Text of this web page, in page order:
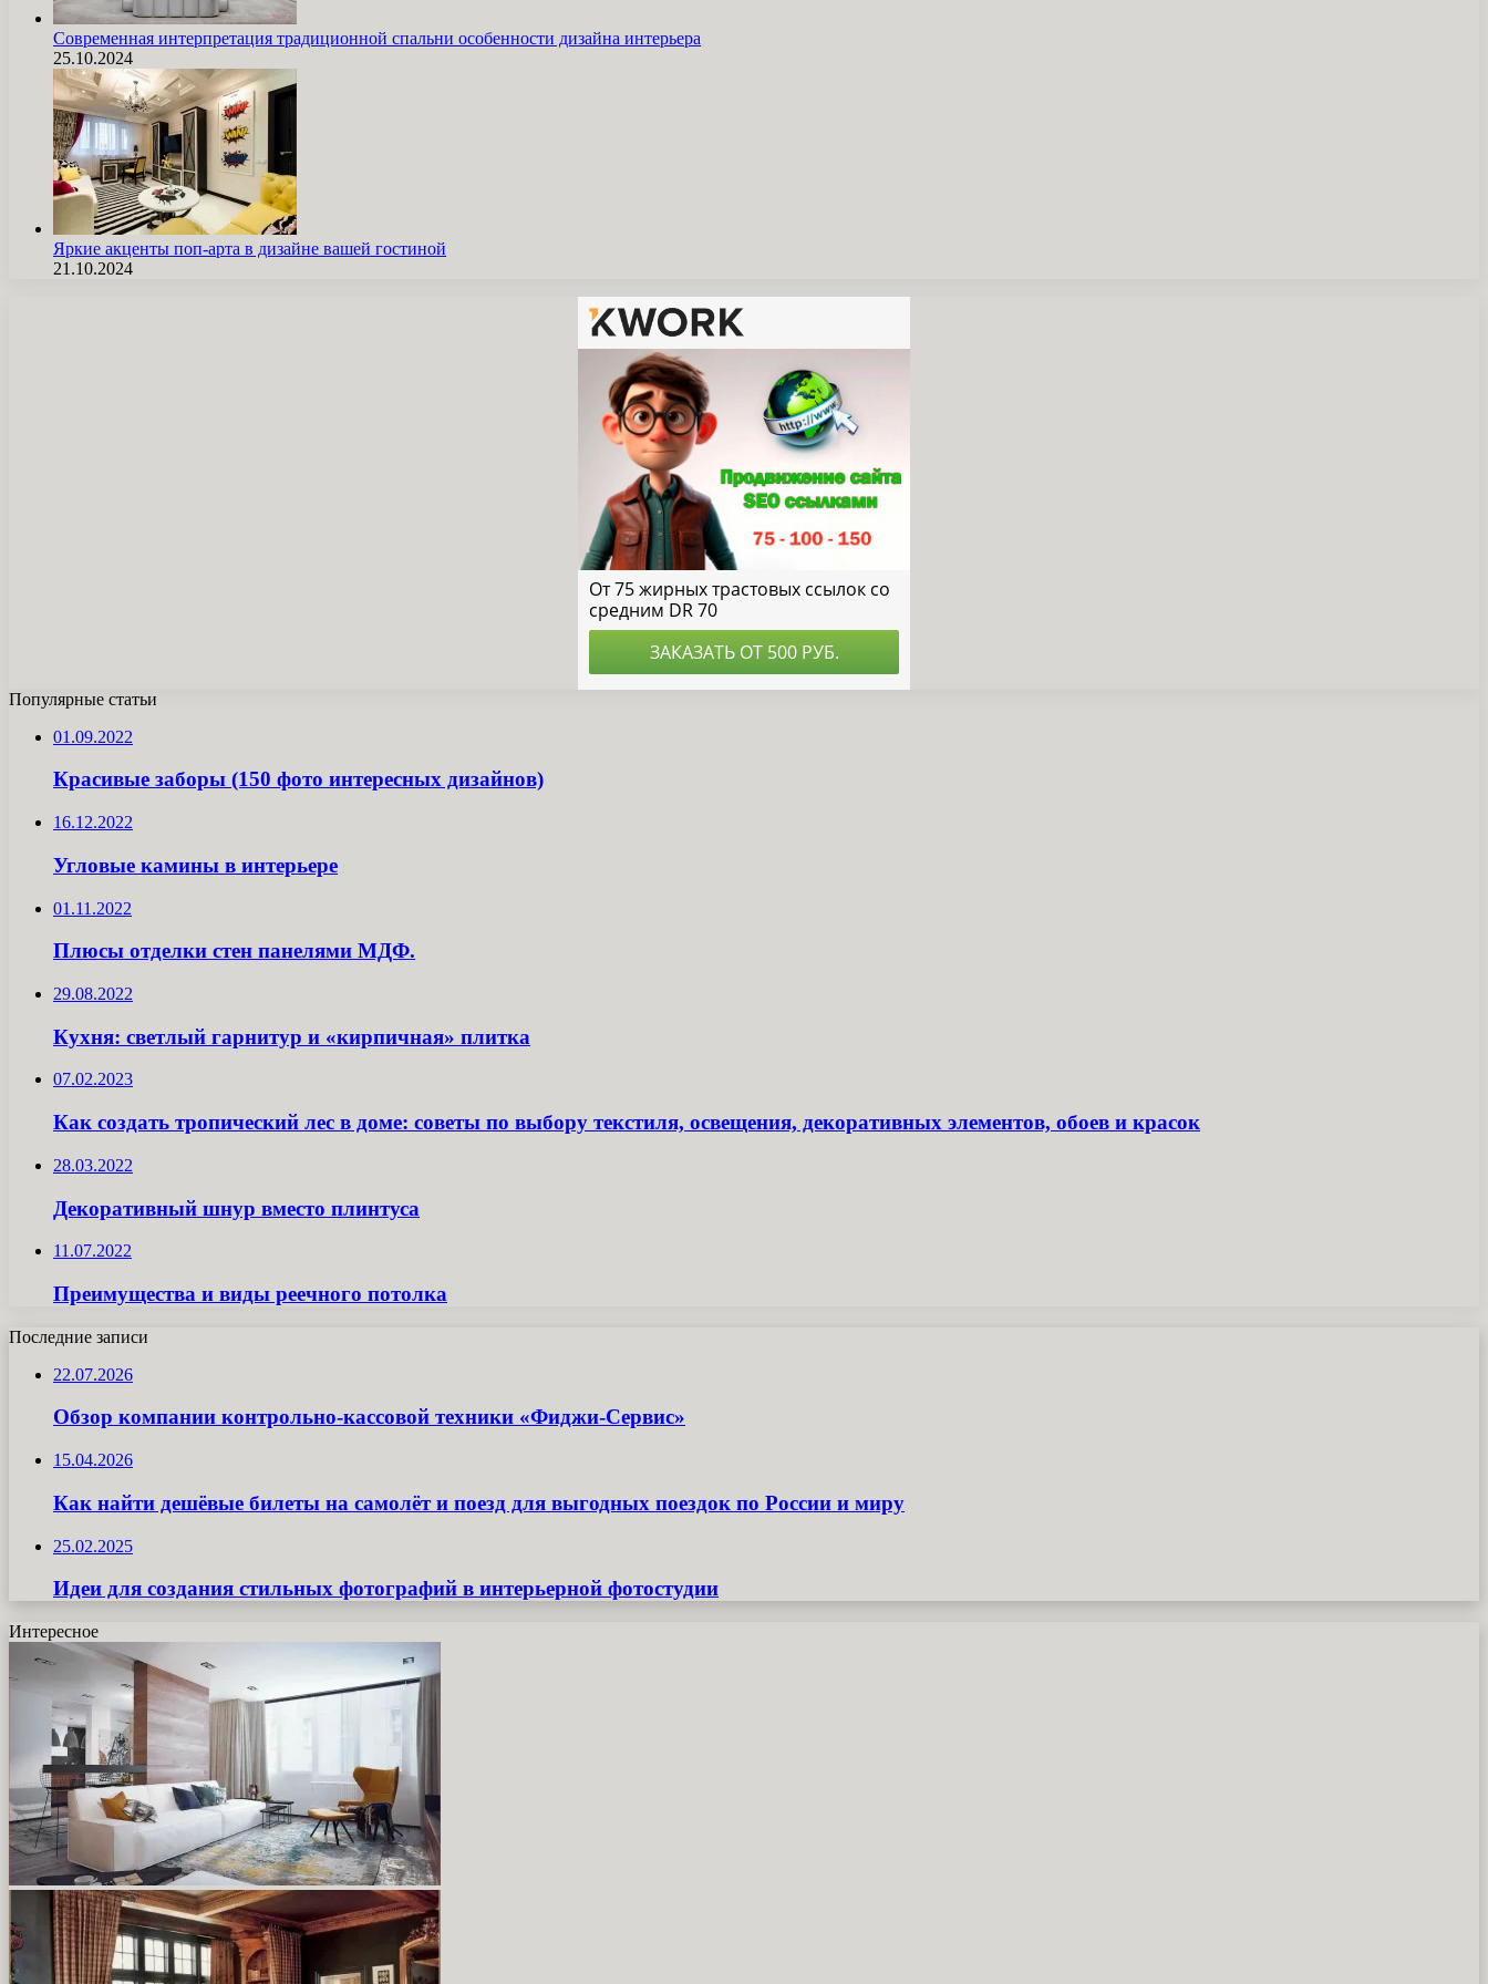
Современная интерпретация традиционной спальни особенности дизайна интерьера
25.10.2024
Яркие акценты поп-арта в дизайне вашей гостиной
21.10.2024
Популярные статьи
01.09.2022
Красивые заборы (150 фото интересных дизайнов)
16.12.2022
Угловые камины в интерьере
01.11.2022
Плюсы отделки стен панелями МДФ.
29.08.2022
Кухня: светлый гарнитур и «кирпичная» плитка
07.02.2023
Как создать тропический лес в доме: советы по выбору текстиля, освещения, декоративных элементов, обоев и красок
28.03.2022
Декоративный шнур вместо плинтуса
11.07.2022
Преимущества и виды реечного потолка
Последние записи
22.07.2026
Обзор компании контрольно-кассовой техники «Фиджи-Сервис»
15.04.2026
Как найти дешёвые билеты на самолёт и поезд для выгодных поездок по России и миру
25.02.2025
Идеи для создания стильных фотографий в интерьерной фотостудии
Интересное